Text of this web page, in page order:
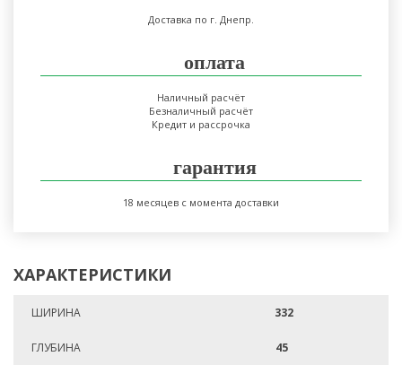
Доставка по г. Днепр.
оплата
Наличный расчёт
Безналичный расчёт
Кредит и рассрочка
гарантия
18 месяцев с момента доставки
ХАРАКТЕРИСТИКИ
ШИРИНА 332
ГЛУБИНА 45